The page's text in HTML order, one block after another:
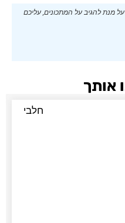
על מנת להגיב על המתכונים, עליכם
אותך
חלבי